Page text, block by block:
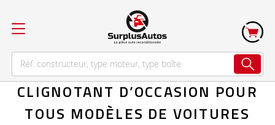
CLIGNOTANT D’OCCASION POUR
TOUS MODÈLES DE VOITURES